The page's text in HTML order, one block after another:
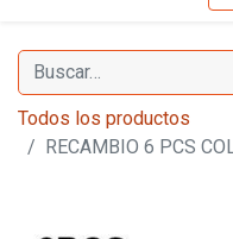
Todos los productos
RECAMBIO 6 PCS